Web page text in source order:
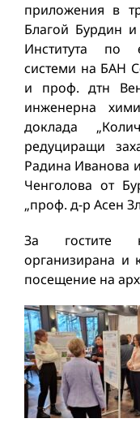
приложения в
Благой Бурдин
Института по
системи на БАН
и проф. дтн
инженерна
доклада
редуциращи
Радина
Ченголова от
„проф. д-р Асен
За гостите
организирана и
посещение на